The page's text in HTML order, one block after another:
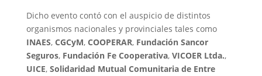
Dicho evento contó con el auspicio de distintos
organismos nacionales y provinciales tales como
INAES, CGCyM, COOPERAR, Fundación Sancor
Seguros, Fundación Fe Cooperativa, VICOER Ltda.,
UICE, Solidaridad Mutual Comunitaria de Entre